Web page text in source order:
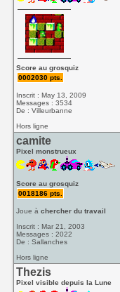
Score au grosquiz
0002030 pts.
Inscrit : May 13, 2009
Messages : 3534
De : Villeurbanne
Hors ligne
camite
Pixel monstrueux
Score au grosquiz
0018186 pts.
Joue àchercher du travail
Inscrit : Mar 21, 2003
Messages : 2022
De : Sallanches
Hors ligne
Thezis
Pixel visible depuis la Lune